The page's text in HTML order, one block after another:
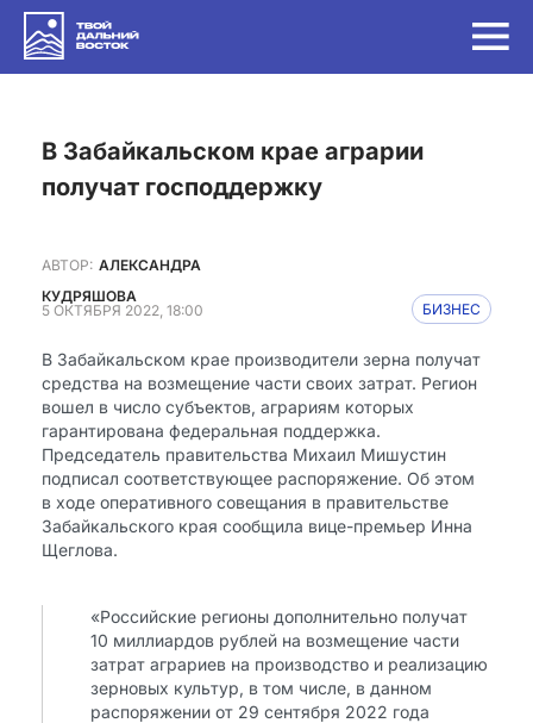
в Забайкальском крае аграрии
получат господдержку
АВТОР: АЛЕКСАНДРА
КУДРЯШОВА
5 ОКТЯБРЯ 2022, 18:00 БИЗНЕС
В Забайкальском крае производители зерна получат
средства на возмещение части своих затрат. Регион
вошел в число субъектов, аграриям которых
гарантирована федеральная поддержка.
Председатель правительства Михаил Мишустин
подписал соответствующее распоряжение. Об этом
в ходе оперативного совещания в правительстве
Забайкальского края сообщила вице-премьер Инна
Щеглова.
«Российские регионы дополнительно получат
10 миллиардов рублей на возмещение части
затрат аграриев на производство и реализацию
зерновых культур, в том числе, в данном
распоряжении от 29 сентября 2022 года